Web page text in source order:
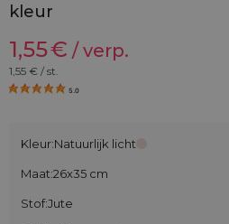
kleur
1,55€ / verp.
1,55 € / st.
5.0
Kleur:Natuurlijk licht
Maat:26x35 cm
Stof:Jute